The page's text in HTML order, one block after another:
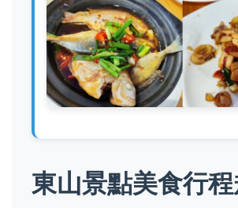
東山景點美食行